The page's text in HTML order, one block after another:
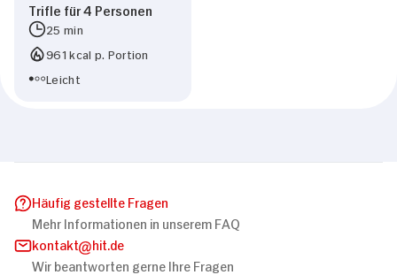
Trifle für 4 Personen
25 min
961 kcal p. Portion
Leicht
Häufig gestellte Fragen
Mehr Informationen in unserem FAQ
kontakt
hit.de
Wir beantworten gerne Ihre Fragen